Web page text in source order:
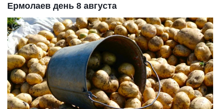
Ермолаев день 8 августа